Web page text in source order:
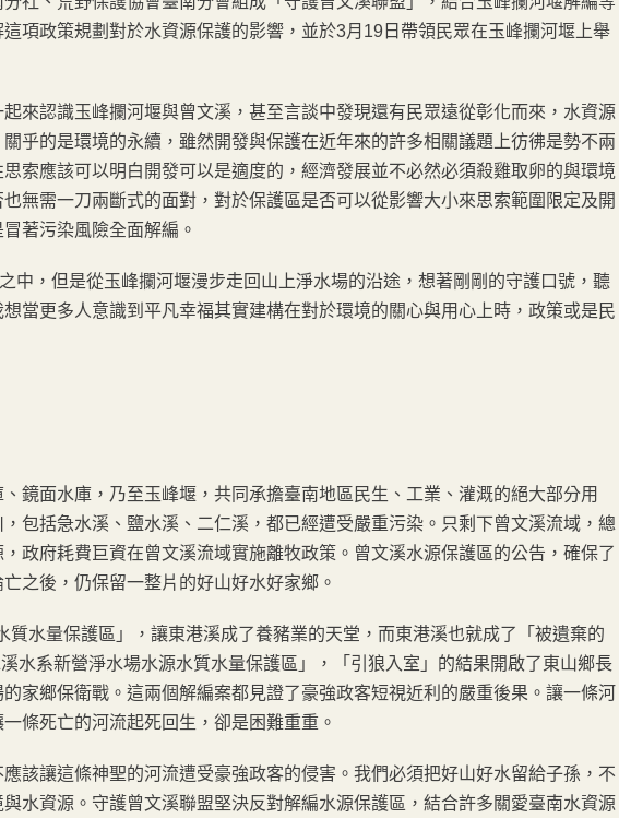
項政策規劃對於水資源保護的影響，並於3月19日帶領民眾在玉峰攔河堰上舉
來認識玉峰攔河堰與曾文溪，甚至言談中發現還有民眾遠從彰化而來，水資源
乎的是環境的永續，雖然開發與保護在近年來的許多相關議題上彷彿是勢不兩
索應該可以明白開發可以是適度的，經濟發展並不必然必須殺雞取卵的與環境
無需一刀兩斷式的面對，對於保護區是否可以從影響大小來思索範圍限定及開
著污染風險全面解編。
中，但是從玉峰攔河堰漫步走回山上淨水場的沿途，想著剛剛的守護口號，聽
當更多人意識到平凡幸福其實建構在對於環境的關心與用心上時，政策或是民
鏡面水庫，乃至玉峰堰，共同承擔臺南地區民生、工業、灌溉的絕大部分用
包括急水溪、鹽水溪、二仁溪，都已經遭受嚴重污染。只剩下曾文溪流域，總
政府耗費巨資在曾文溪流域實施離牧政策。曾文溪水源保護區的公告，確保了
之後，仍保留一整片的好山好水好家鄉。
質水量保護區」，讓東港溪成了養豬業的天堂，而東港溪也就成了「被遺棄的
水系新營淨水場水源水質水量保護區」，「引狼入室」的結果開啟了東山鄉長
家鄉保衛戰。這兩個解編案都見證了豪強政客短視近利的嚴重後果。讓一條河
條死亡的河流起死回生，卻是困難重重。
該讓這條神聖的河流遭受豪強政客的侵害。我們必須把好山好水留給子孫，不
水資源。守護曾文溪聯盟堅決反對解編水源保護區，結合許多關愛臺南水資源